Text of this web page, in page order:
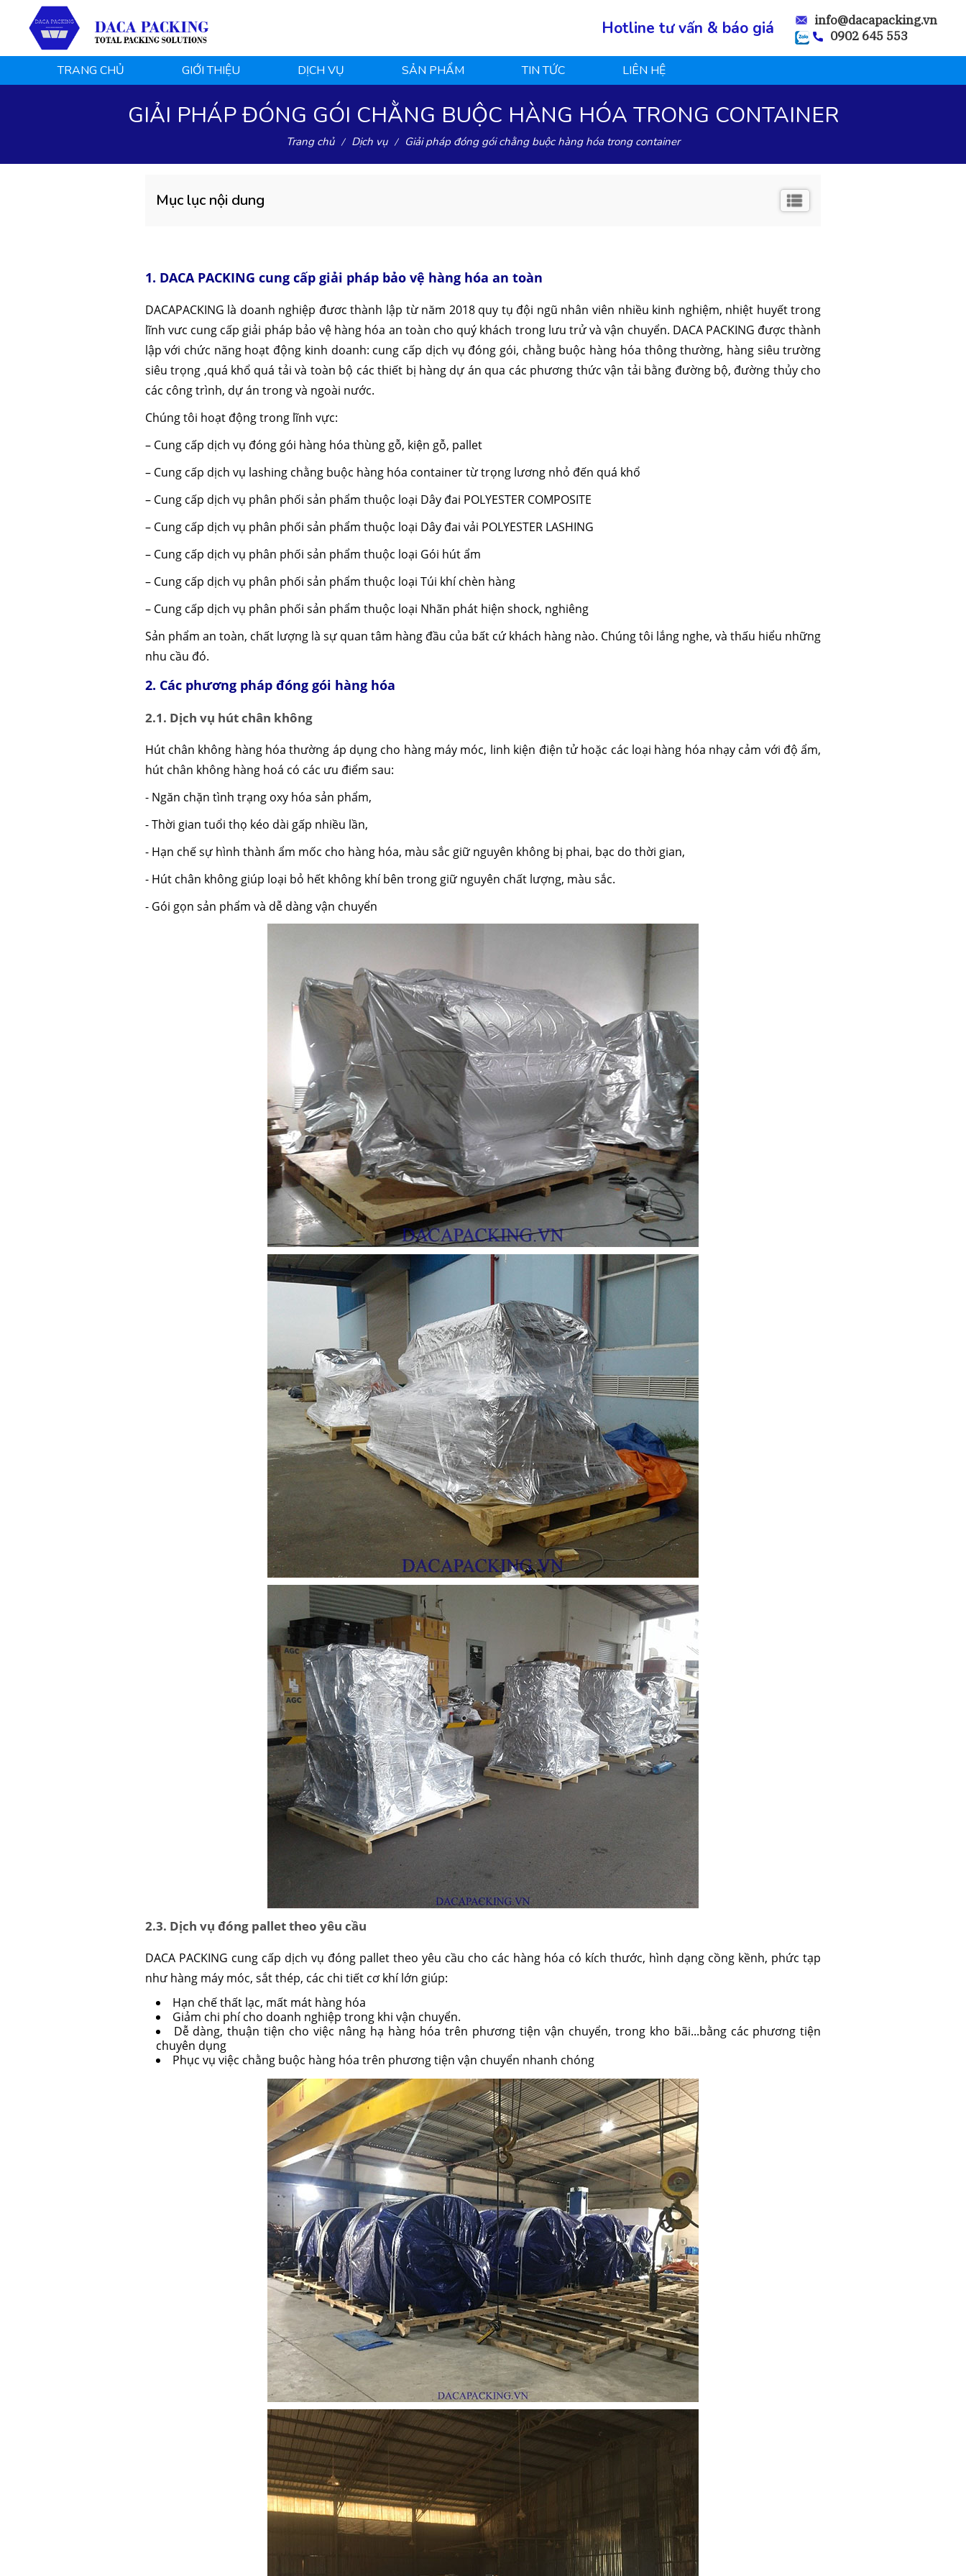
Hotline tư vấn & báo giá
info@dacapacking.vn
0902 645 553
TRANG CHỦ GIỚI THIỆU DỊCH VỤ SẢN PHẨM TIN TỨC LIÊN HỆ
GIẢI PHÁP ĐÓNG GÓI CHẰNG BUỘC HÀNG HÓA TRONG CONTAINER
Trang chủ Dịch vụ Giải pháp đóng gói chằng buộc hàng hóa trong container
Mục lục nội dung
1. DACA PACKING cung cấp giải pháp bảo vệ hàng hóa an toàn
DACAPACKING là doanh nghiệp đươc thành lập từ năm 2018 quy tụ đội ngũ nhân viên nhiều kinh nghiệm, nhiệt huyết trong
lĩnh vưc cung cấp giải pháp bảo vệ hàng hóa an toàn cho quý khách trong lưu trử và vận chuyển. DACA PACKING được thành
lập với chức năng hoạt động kinh doanh: cung cấp dịch vụ đóng gói, chằng buộc hàng hóa thông thường, hàng siêu trường
siêu trọng ,quá khổ quá tải và toàn bộ các thiết bị hàng dự án qua các phương thức vận tải bằng đường bộ, đường thủy cho
các công trình, dự án trong và ngoài nước.
Chúng tôi hoạt động trong lĩnh vực:
– Cung cấp dịch vụ đóng gói hàng hóa thùng gỗ, kiện gỗ, pallet
– Cung cấp dịch vụ lashing chằng buộc hàng hóa container từ trọng lương nhỏ đến quá khổ
– Cung cấp dịch vụ phân phối sản phẩm thuộc loại Dây đai POLYESTER COMPOSITE
– Cung cấp dịch vụ phân phối sản phẩm thuộc loại Dây đai vải POLYESTER LASHING
– Cung cấp dịch vụ phân phối sản phẩm thuộc loại Gói hút ẩm
– Cung cấp dịch vụ phân phối sản phẩm thuộc loại Túi khí chèn hàng
– Cung cấp dịch vụ phân phối sản phẩm thuộc loại Nhãn phát hiện shock, nghiêng
Sản phẩm an toàn, chất lượng là sự quan tâm hàng đầu của bất cứ khách hàng nào. Chúng tôi lắng nghe, và thấu hiểu những
nhu cầu đó.
2. Các phương pháp đóng gói hàng hóa
2.1. Dịch vụ hút chân không
Hút chân không hàng hóa thường áp dụng cho hàng máy móc, linh kiện điện tử hoặc các loại hàng hóa nhạy cảm với độ ẩm,
hút chân không hàng hoá có các ưu điểm sau:
- Ngăn chặn tình trạng oxy hóa sản phẩm,
- Thời gian tuổi thọ kéo dài gấp nhiều lần,
- Hạn chế sự hình thành ẩm mốc cho hàng hóa, màu sắc giữ nguyên không bị phai, bạc do thời gian,
- Hút chân không giúp loại bỏ hết không khí bên trong giữ nguyên chất lượng, màu sắc.
- Gói gọn sản phẩm và dễ dàng vận chuyển
2.3. Dịch vụ đóng pallet theo yêu cầu
DACA PACKING cung cấp dịch vụ đóng pallet theo yêu cầu cho các hàng hóa có kích thước, hình dạng cồng kềnh, phức tạp
như hàng máy móc, sắt thép, các chi tiết cơ khí lớn giúp:
Hạn chế thất lạc, mất mát hàng hóa
Giảm chi phí cho doanh nghiệp trong khi vận chuyển.
Dễ dàng, thuận tiện cho việc nâng hạ hàng hóa trên phương tiện vận chuyển, trong kho bãi...bằng các phương tiện
chuyên dụng
Phục vụ việc chằng buộc hàng hóa trên phương tiện vận chuyển nhanh chóng